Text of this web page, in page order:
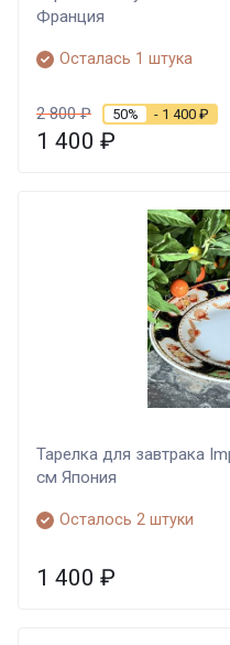
Франция
Осталась 1 штука
2 800₽ 50% - 1 400 ₽
1 400 ₽
Тарелка для завтрака
см Япония
Осталось 2 штуки
1 400 ₽